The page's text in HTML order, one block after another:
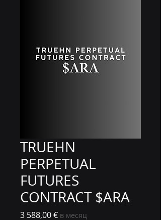
TRUEHN
PERPETUAL
FUTURES
CONTRACT $ARA
3 588,00 €Цена
в месяц